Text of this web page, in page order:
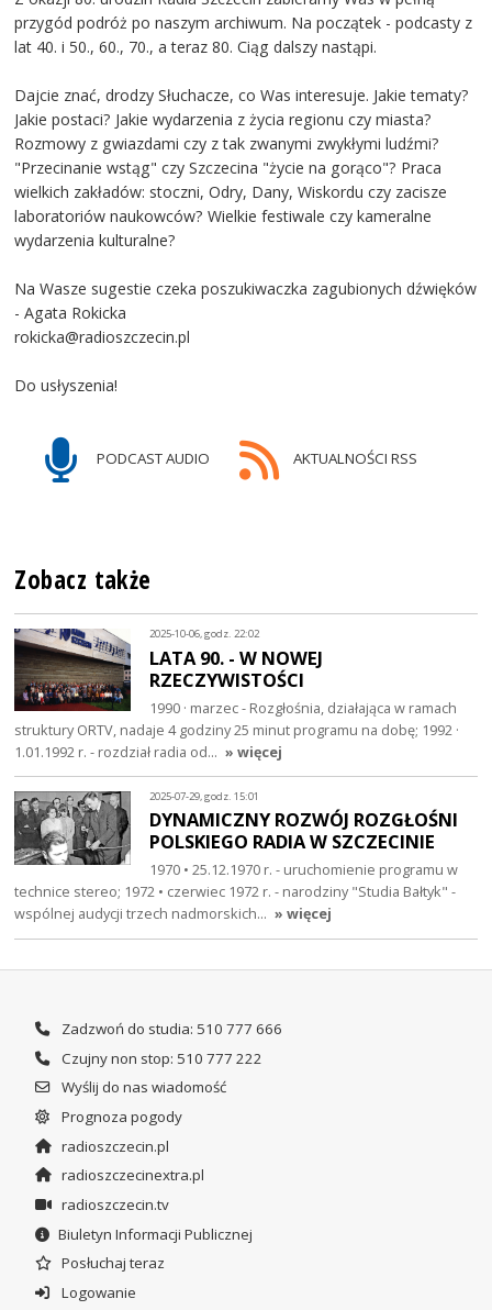
przygód podróż po naszym archiwum. Na początek - podcasty z
lat 40. i 50., 60., 70., a teraz 80. Ciąg dalszy nastąpi.
Dajcie znać, drodzy Słuchacze, co Was interesuje. Jakie tematy?
Jakie postaci? Jakie wydarzenia z życia regionu czy miasta?
Rozmowy z gwiazdami czy z tak zwanymi zwykłymi ludźmi?
"Przecinanie wstąg" czy Szczecina "życie na gorąco"? Praca
wielkich zakładów: stoczni, Odry, Dany, Wiskordu czy zacisze
laboratoriów naukowców? Wielkie festiwale czy kameralne
wydarzenia kulturalne?
Na Wasze sugestie czeka poszukiwaczka zagubionych dźwięków
- Agata Rokicka
rokicka@radioszczecin.pl
Do usłyszenia!
PODCAST AUDIO AKTUALNOŚCI RSS
Zobacz także
2025-10-06, godz. 22:02
LATA 90. - W NOWEJ
RZECZYWISTOŚCI
1990 · marzec - Rozgłośnia, działająca w ramach
struktury ORTV, nadaje 4 godziny 25 minut programu na dobę; 1992 ·
1.01.1992 r. - rozdział radia od… » więcej
2025-07-29, godz. 15:01
DYNAMICZNY ROZWÓJ ROZGŁOŚNI
POLSKIEGO RADIA W SZCZECINIE
1970 • 25.12.1970 r. - uruchomienie programu w
technice stereo; 1972 • czerwiec 1972 r. - narodziny "Studia Bałtyk" -
wspólnej audycji trzech nadmorskich… » więcej
Zadzwoń do studia: 510 777 666
Czujny non stop: 510 777 222
Wyślij do nas wiadomość
Prognoza pogody
radioszczecin.pl
radioszczecinextra.pl
radioszczecin.tv
Biuletyn Informacji Publicznej
Posłuchaj teraz
Logowanie